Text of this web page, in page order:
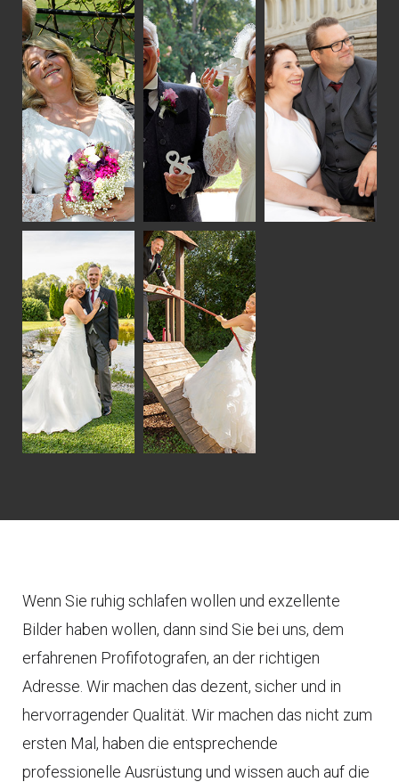
Wenn Sie ruhig schlafen wollen und exzellente
Bilder haben wollen, dann sind Sie bei uns, dem
erfahrenen Profifotografen, an der richtigen
Adresse. Wir machen das dezent, sicher und in
hervorragender Qualität. Wir machen das nicht zum
ersten Mal, haben die entsprechende
professionelle Ausrüstung und wissen auch auf die